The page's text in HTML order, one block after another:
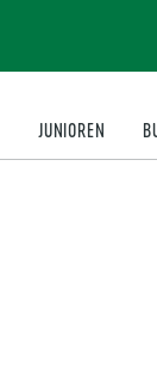
JUNIOREN